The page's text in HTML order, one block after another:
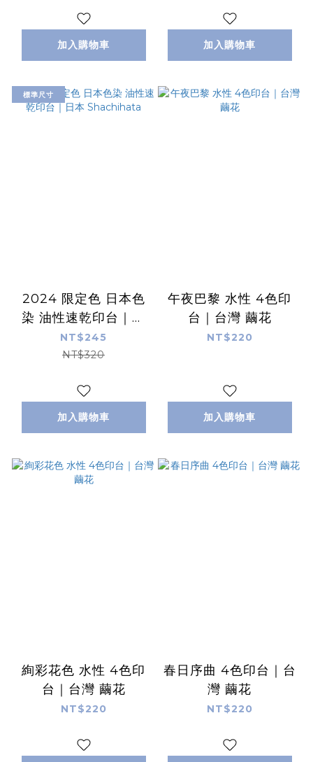
加入購物車 加入購物車
標準尺寸
2024 限定色 日本色
染 油性速乾印台｜日
本 Shachihata
NT$245
NT$320
加入購物車
午夜巴黎 水性 4色印
台｜台灣 繭花
NT$220
加入購物車
絢彩花色 水性 4色印
台｜台灣 繭花
NT$220
春日序曲 4色印台｜台
灣 繭花
NT$220